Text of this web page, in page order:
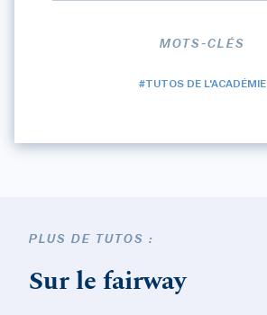
MOTS-CLÉS
#TUTOS DE L'ACADÉMIE
PLUS DE TUTOS :
Sur le fairway